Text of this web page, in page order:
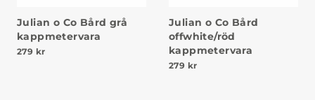
Julian o Co Bård grå
kappmetervara
279 kr
Julian o Co Bård
offwhite/röd
kappmetervara
279 kr